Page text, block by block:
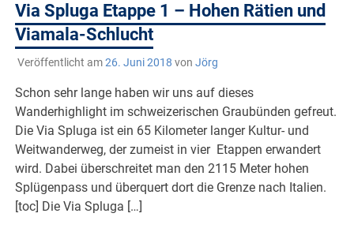
Via Spluga Etappe 1 – Hohen Rätien und
Viamala-Schlucht
Veröffentlicht am26. Juni 2018 von Jörg
Schon sehr lange haben wir uns auf dieses
Wanderhighlight im schweizerischen Graubünden gefreut.
Die Via Spluga ist ein 65 Kilometer langer Kultur- und
Weitwanderweg, der zumeist in vier Etappen erwandert
wird. Dabei überschreitet man den 2115 Meter hohen
Splügenpass und überquert dort die Grenze nach Italien.
[toc] Die Via Spluga […]